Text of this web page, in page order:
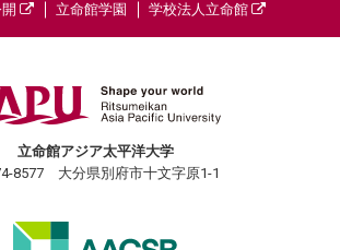
立命館学園 学校法人立命館
立命館アジア太平洋大学
8577 大分県別府市十文字原1-1